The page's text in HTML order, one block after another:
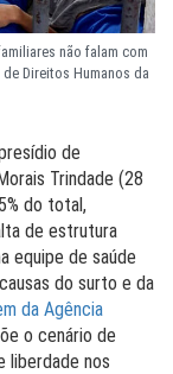
não falam com
Direitos Humanos da
de
Trindade (28
do total,
de estrutura
equipe de saúde
do surto e da
da Agência
o cenário de
liberdade nos